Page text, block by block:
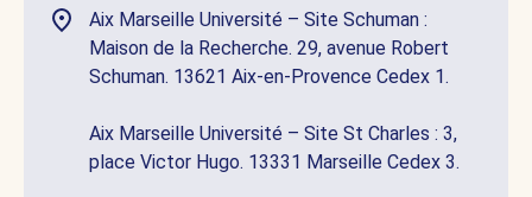
Aix Marseille Université – Site Schuman :
Maison de la Recherche. 29, avenue Robert
Schuman. 13621 Aix-en-Provence Cedex 1.
Aix Marseille Université – Site St Charles : 3,
place Victor Hugo. 13331 Marseille Cedex 3.